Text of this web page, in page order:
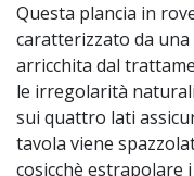
Questa plancia in
caratterizzato da
arricchita dal
le irregolarità
sui quattro lati
tavola viene
cosicchè estrapolare